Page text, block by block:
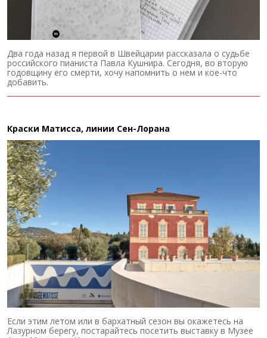
Два года назад я первой в Швейцарии рассказала о судьбе
российского пианиста Павла Кушнира. Сегодня, во вторую
годовщину его смерти, хочу напомнить о нем и кое-что
добавить.
Краски Матисса, линии Сен-Лорана
Если этим летом или в бархатный сезон вы окажетесь на
Лазурном берегу, постарайтесь посетить выставку в Музее